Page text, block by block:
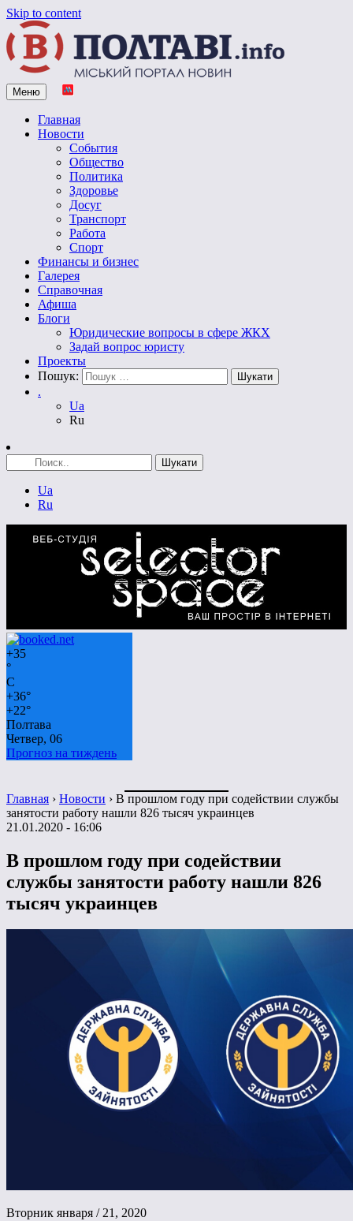
Skip to content
Vpoltave.info
Полтавский портал новостей
Меню
Главная
Новости
События
Общество
Политика
Здоровье
Досуг
Транспорт
Работа
Спорт
Финансы и бизнес
Галерея
Справочная
Афиша
Блоги
Юридические вопросы в сфере ЖКХ
Задай вопрос юристу
Проекты
Пошук:
.
Ua
Ru
Ua
Ru
+35
°
C
+36°
+22°
Полтава
Четвер, 06
Прогноз на тиждень
Главная › Новости › В прошлом году при содействии службы
занятости работу нашли 826 тысяч украинцев
21.01.2020 - 16:06
В прошлом году при содействии
службы занятости работу нашли 826
тысяч украинцев
Вторник января / 21, 2020